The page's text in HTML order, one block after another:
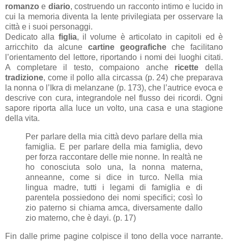
romanzoe diario, costruendo un racconto intimo e lucido in
cui la memoria diventa la lente privilegiata per osservare la
città e i suoi personaggi.
Dedicato alla figlia, il volume è articolato in capitoli ed è
arricchito da alcune cartine geograficheche facilitano
l’orientamento del lettore, riportando i nomi dei luoghi citati.
A completare il testo, compaiono anche ricettedella
tradizione, come il pollo alla circassa (p. 24) che preparava
la nonna o l’Ikra di melanzane (p. 173), che l’autrice evoca e
descrive con cura, integrandole nel flusso dei ricordi. Ogni
sapore riporta alla luce un volto, una casa e una stagione
della vita.
Per parlare della mia città devo parlare della mia
famiglia. E per parlare della mia famiglia, devo
per forza raccontare delle mie nonne. In realtà ne
ho conosciuta solo una, la nonna materna,
anneanne, come si dice in turco. Nella mia
lingua madre, tutti i legami di famiglia e di
parentela possiedono dei nomi specifici; così lo
zio paterno si chiama amca, diversamente dallo
zio materno, che è dayi. (p. 17)
Fin dalle prime pagine colpisce il tono della voce narrante.